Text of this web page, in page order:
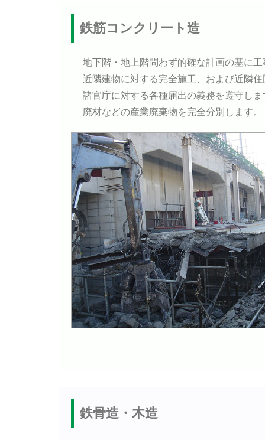
鉄筋コンクリート造
地下階・地上階問わず的確な計画の基に
近隣建物に対する完全施工、および近隣
諸官庁に対する各種届出の義務を遵守しま
廃材などの産業廃棄物を完全分別します。
鉄骨造・木造